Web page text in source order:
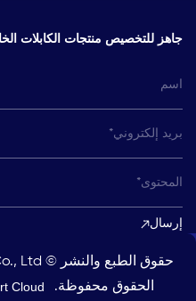
جاهز للتخصيص منتجات الكابلات
إرسال
حقوق الطبع والنشر © Ltd.
الحقوق محفوظة.
Cloud